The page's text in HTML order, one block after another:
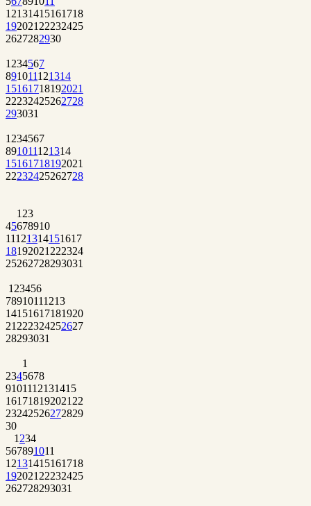
12131415161718
192021 22232425
2627282930
1 234567
891011121314
15161718192021
22232425262728
293031
1 234567
891011121314
15161718192021
22232425262728
1 23
45678910
11121314151617
18192021 222324
25262728293031
1 23456
78910111213
14151617181920
21 222324252627
28293031
1
2345678
9101112131415
161718192021 22
23242526272829
30
1 234
567891011
12131415161718
192021 22232425
262728293031